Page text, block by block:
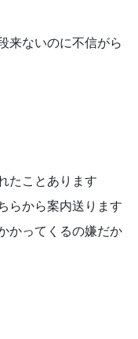
来ないのに不信がら
たことあります
らから案内送ります
ってくるの嫌だか